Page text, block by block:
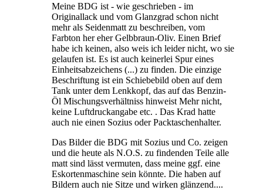
Meine BDG ist - wie geschrieben - im
Originallack und vom Glanzgrad schon nicht
mehr als Seidenmatt zu beschreiben, vom
Farbton her eher Gelbbraun-Oliv. Einen Brief
habe ich keinen, also weis ich leider nicht, wo sie
gelaufen ist. Es ist auch keinerlei Spur eines
Einheitsabzeichens (...) zu finden. Die einzige
Beschriftung ist ein Schiebebild oben auf dem
Tank unter dem Lenkkopf, das auf das Benzin-
Öl Mischungsverhältniss hinweist Mehr nicht,
keine Luftdruckangabe etc. . Das Krad hatte
auch nie einen Sozius oder Packtaschenhalter.
Das Bilder die BDG mit Sozius und Co. zeigen
und die heute als N.O.S. zu findenden Teile alle
matt sind lässt vermuten, dass meine ggf. eine
Eskortenmaschine sein könnte. Die haben auf
Bildern auch nie Sitze und wirken glänzend....